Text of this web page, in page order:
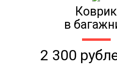
Коврик
в
2 300